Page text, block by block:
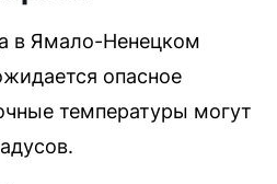
в Ямало-Ненецком
опасное
температуры могут